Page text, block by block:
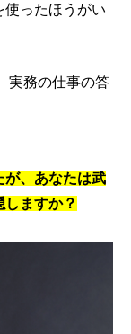
使ったほうがい
実務の仕事の答
が、あなたは武
ますか？